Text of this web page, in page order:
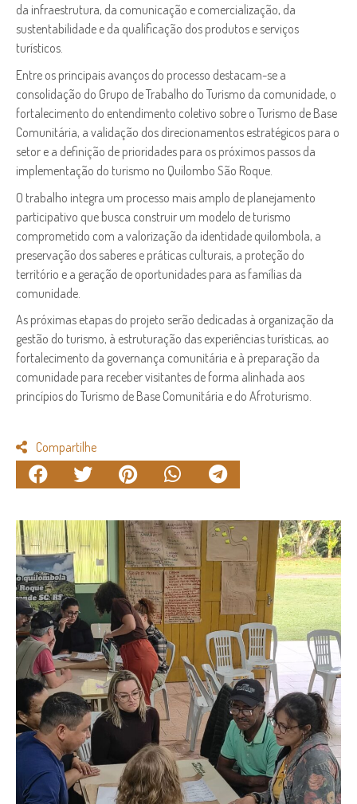
da infraestrutura, da comunicação e comercialização, da
sustentabilidade e da qualificação dos produtos e serviços
turísticos.
Entre os principais avanços do processo destacam-se a
consolidação do Grupo de Trabalho do Turismo da comunidade, o
fortalecimento do entendimento coletivo sobre o Turismo de Base
Comunitária, a validação dos direcionamentos estratégicos para o
setor e a definição de prioridades para os próximos passos da
implementação do turismo no Quilombo São Roque.
O trabalho integra um processo mais amplo de planejamento
participativo que busca construir um modelo de turismo
comprometido com a valorização da identidade quilombola, a
preservação dos saberes e práticas culturais, a proteção do
território e a geração de oportunidades para as famílias da
comunidade.
As próximas etapas do projeto serão dedicadas à organização da
gestão do turismo, à estruturação das experiências turísticas, ao
fortalecimento da governança comunitária e à preparação da
comunidade para receber visitantes de forma alinhada aos
princípios do Turismo de Base Comunitária e do Afroturismo.
Compartilhe